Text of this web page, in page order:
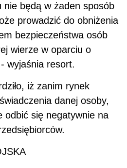
nie będą w żaden sposób
prowadzić do obniżenia
bezpieczeństwa osób
wierze w oparciu o
wyjaśnia resort.
iż zanim rynek
danej osoby,
odbić się negatywnie na